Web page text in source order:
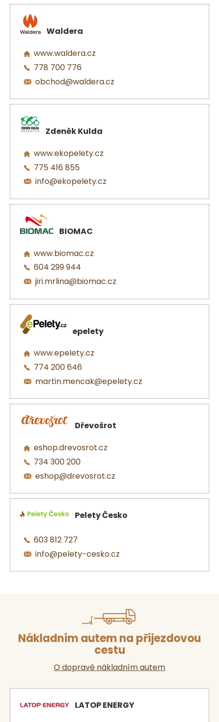
Waldera
www.waldera.cz
778 700 776
obchod@waldera.cz
Zdeněk Kulda
www.ekopelety.cz
775 416 855
info@ekopelety.cz
BIOMAC
www.biomac.cz
604 299 944
jiri.mrlina@biomac.cz
epelety
www.epelety.cz
774 200 646
martin.mencak@epelety.cz
Dřevošrot
eshop.drevosrot.cz
734 300 200
eshop@drevosrot.cz
Pelety Česko
603 812 727
info@pelety-cesko.cz
Nákladním autem na příjezdovou
cestu
O dopravě nákladním autem
LATOP ENERGY